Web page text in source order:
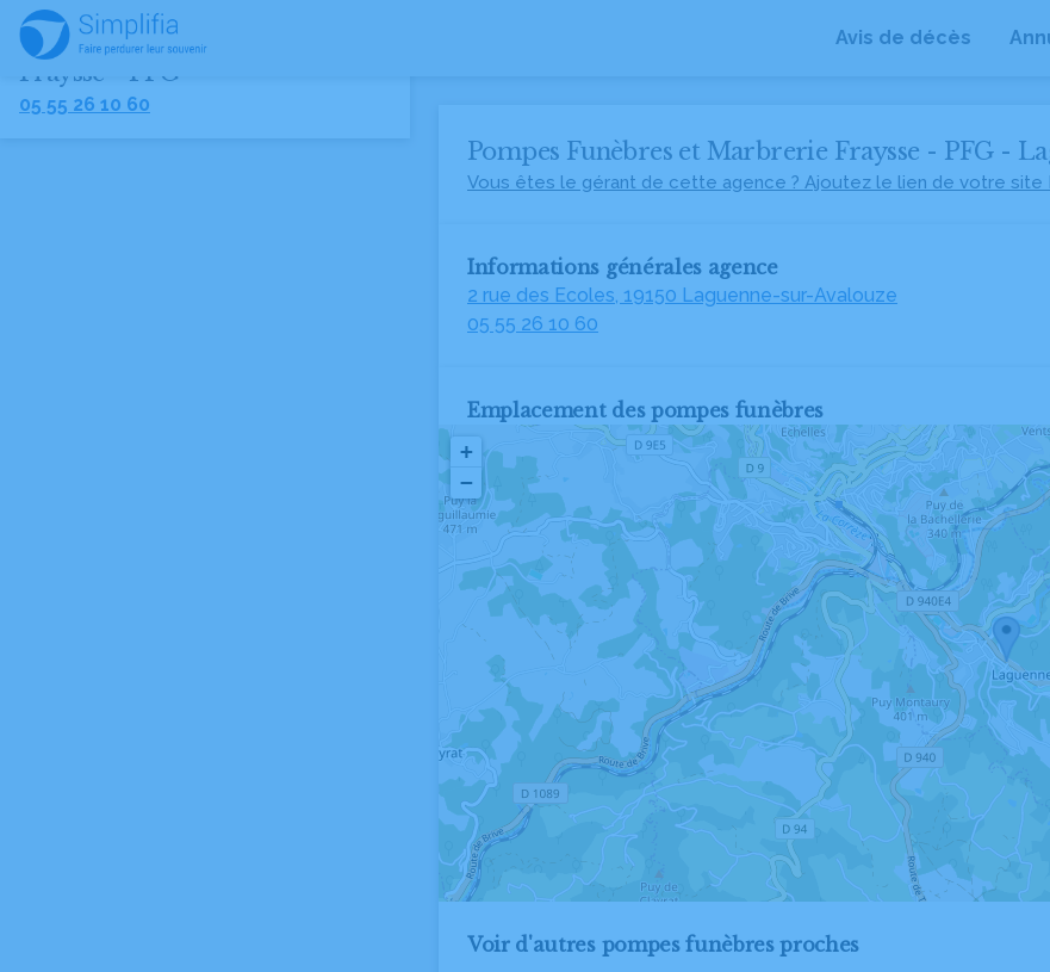
Avis de décès
Pompes Funèbres et Marbrerie
Fraysse - PFG
05 55 26 10 60
Pompes Funèbres et Marbrerie Fraysse - PFG -
Vous êtes le gérant de cette agence ? Ajoutez le lien de votre site
Informations générales agence
2 rue des Ecoles, 19150 Laguenne-sur-Avalouze
05 55 26 10 60
Emplacement des pompes funèbres
+
−
Voir d'autres pompes funèbres proches